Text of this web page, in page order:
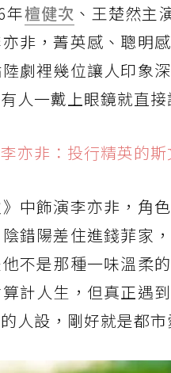
年檀健次 、王楚然主
非，菁英感、聰明
劇裡幾位讓人印象
人一戴上眼鏡就直接
亦非：投行精英的
中飾演李亦非，角
錯陽差住進錢菲家
不是那種一味溫柔
計人生，但真正遇
人設，剛好就是都